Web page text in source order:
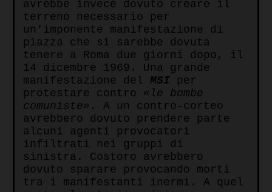
avrebbe invece dovuto creare il
terreno necessario per
un’imponente manifestazione di
piazza che si sarebbe dovuta
tenere a Roma due giorni dopo, il
14 dicembre 1969. Una grande
manifestazione del MSI
per
protestare contro «le bombe
comuniste» . A un contro-corteo
avrebbero dovuto prendere parte
alcuni agenti provocatori
infiltrati nei gruppi di
sinistra. Costoro avrebbero
dovuto sparare provocando morti
tra i manifestanti inermi. A quel